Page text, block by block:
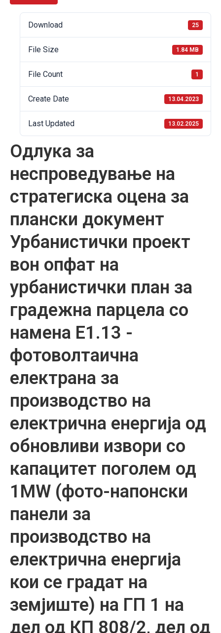
Download 25
File Size 1.84 MB
File Count 1
Create Date 13.04.2023
Last Updated 13.02.2025
Одлука за
неспроведување на
стратегиска оцена за
плански документ
Урбанистички проект
вон опфат на
урбанистички план за
градежна парцела со
намена Е1.13 -
фотоволтаична
електрана за
производство на
електрична енергија од
обновливи извори со
капацитет поголем од
1MW (фото-напонски
панели за
производство на
електрична енергија
кои се градат на
земјиште) на ГП 1 на
дел од КП 808/2, дел од